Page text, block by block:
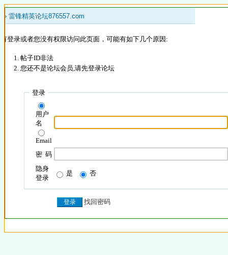
» 雷锋精英论坛876557.com
登录或者您没有权限访问此页面，可能有如下几个原因:
帖子ID非法
您还不是论坛会员,请先登录论坛
登录
用户
名
Email
密 码
隐身
登录
是 否
找回密码